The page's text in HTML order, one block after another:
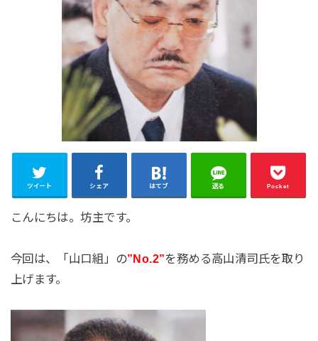
ツイート シェア はてブ 送る Pocket
こんにちは。坊主です。
今回は、「山口組」の”No.2”を務める高山清司氏を取り
上げます。